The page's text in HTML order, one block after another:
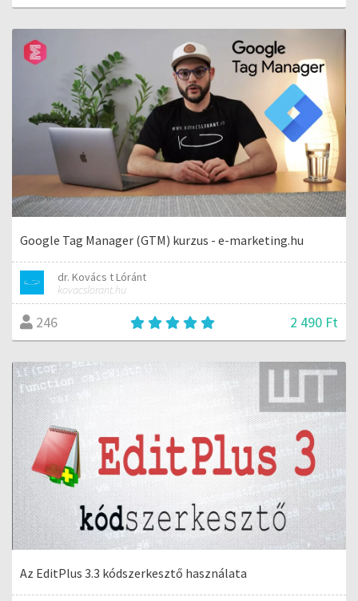
Google Tag Manager (GTM) kurzus - e-marketing.hu
dr. Kovács t Lóránt
kovacslorant.hu
246 2 490 Ft
Az EditPlus 3.3 kódszerkesztő használata